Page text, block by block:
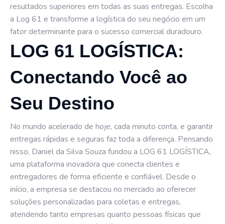
resultados superiores em todas as suas entregas. Escolha
a Log 61 e transforme a logística do seu negócio em um
fator determinante para o sucesso comercial duradouro.
LOG 61 LOGÍSTICA:
Conectando Você ao
Seu Destino
No mundo acelerado de hoje, cada minuto conta, e garantir
entregas rápidas e seguras faz toda a diferença. Pensando
nisso, Daniel da Silva Souza fundou a LOG 61 LOGÍSTICA,
uma plataforma inovadora que conecta clientes e
entregadores de forma eficiente e confiável. Desde o
início, a empresa se destacou no mercado ao oferecer
soluções personalizadas para coletas e entregas,
atendendo tanto empresas quanto pessoas físicas que